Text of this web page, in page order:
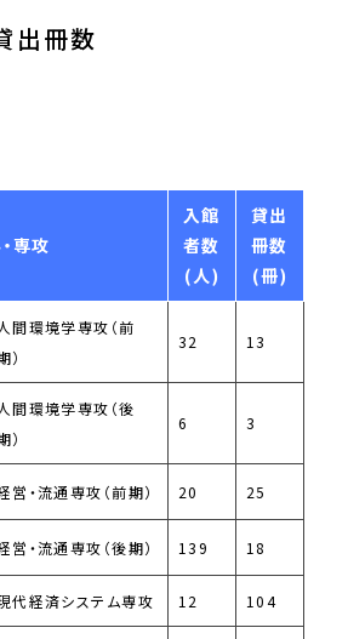
出冊数
専攻
入館
者数
(人)
貸出
冊数
(冊)
人間環境学専攻（前
）
32 13
人間環境学専攻（後
）
6 3
営・流通専攻（前期） 20 25
営・流通専攻（後期） 139 18
代経済システム専攻 12 104